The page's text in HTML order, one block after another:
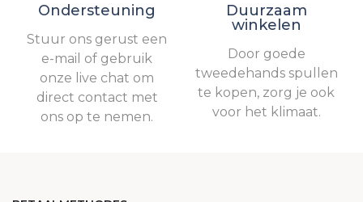
Ondersteuning
Stuur ons gerust een
e-mail of gebruik
onze live chat om
direct contact met
ons op te nemen.
Duurzaam
winkelen
Door goede
tweedehands spullen
te kopen, zorg je ook
voor het klimaat.